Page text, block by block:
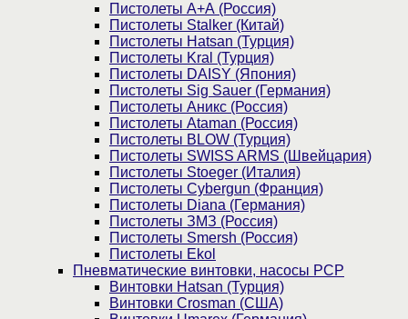
Пистолеты А+А (Россия)
Пистолеты Stalker (Китай)
Пистолеты Hatsan (Турция)
Пистолеты Kral (Турция)
Пистолеты DAISY (Япония)
Пистолеты Sig Sauer (Германия)
Пистолеты Аникс (Россия)
Пистолеты Ataman (Россия)
Пистолеты BLOW (Турция)
Пистолеты SWISS ARMS (Швейцария)
Пистолеты Stoeger (Италия)
Пистолеты Cybergun (Франция)
Пистолеты Diana (Германия)
Пистолеты ЗМЗ (Россия)
Пистолеты Smersh (Россия)
Пистолеты Ekol
Пневматические винтовки, насосы PCP
Винтовки Hatsan (Турция)
Винтовки Crosman (США)